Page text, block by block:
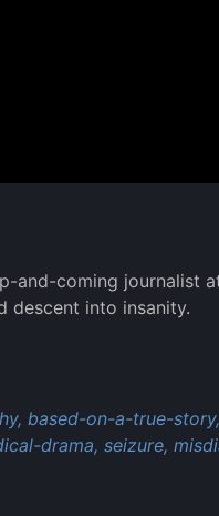
and-coming journalist
descent into insanity.
based-on-a-true-story,
drama, seizure,